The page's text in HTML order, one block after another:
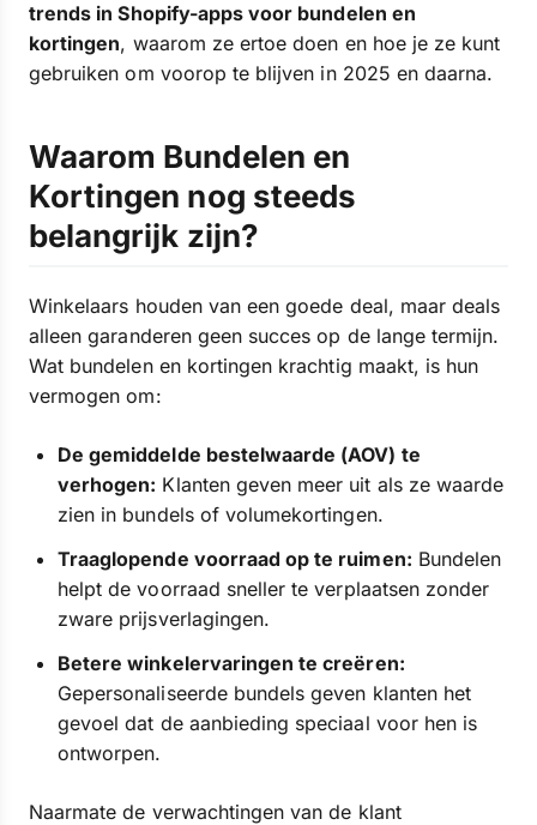
trends in Shopify-apps voor bundelen en
kortingen, waarom ze ertoe doen en hoe je ze kunt
gebruiken om voorop te blijven in 2025 en daarna.
Waarom Bundelen en
Kortingen nog steeds
belangrijk zijn?
Winkelaars houden van een goede deal, maar deals
alleen garanderen geen succes op de lange termijn.
Wat bundelen en kortingen krachtig maakt, is hun
vermogen om:
De gemiddelde bestelwaarde (AOV) te
verhogen: Klanten geven meer uit als ze waarde
zien in bundels of volumekortingen.
Traaglopende voorraad op te ruimen: Bundelen
helpt de voorraad sneller te verplaatsen zonder
zware prijsverlagingen.
Betere winkelervaringen te creëren:
Gepersonaliseerde bundels geven klanten het
gevoel dat de aanbieding speciaal voor hen is
ontworpen.
Naarmate de verwachtingen van de klant